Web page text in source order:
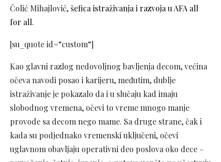
Čolić Mihajlović, šefica istraživanja i razvoja u AFA all
for all.
[su_quote id=“custom“]
Kao glavni razlog nedovoljnog bavljenja decom, većina
očeva navodi posao i karijeru, međutim, dublje
istraživanje je pokazalo da i u slučaju kad imaju
slobodnog vremena, očevi to vreme mnogo manje
provode sa decom nego mame. Sa druge strane, čak i
kada su podjednako vremenski uključeni, očevi
uglavnom obavljaju operativni deo poslova oko dece –